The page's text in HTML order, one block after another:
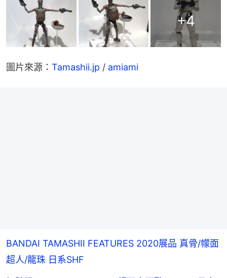
+4
圖片來源： Tamashii.jp / amiami
BANDAI TAMASHII FEATURES 2020展品 真骨/幪面
超人/龍珠 日系SHF